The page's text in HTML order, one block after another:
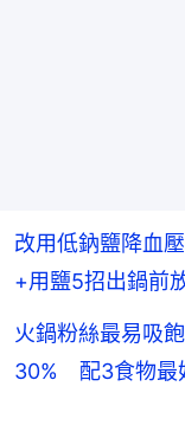
改用低鈉鹽降血
+用鹽5招出鍋前
火鍋粉絲最易吸
30% 配3食物最